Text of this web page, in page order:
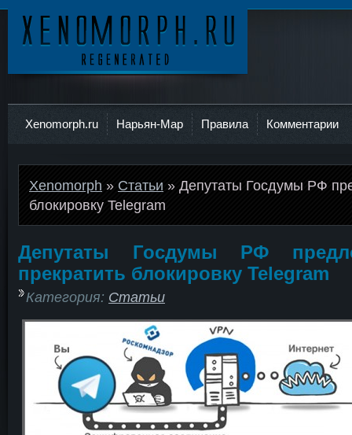
Xenomorph.ru Нарьян-Мар Правила Комментарии
Xenomorph » Статьи » Депутаты Госдумы РФ
блокировку Telegram
Депутаты Госдумы РФ
прекратить блокировку Telegram
Категория: Статьи